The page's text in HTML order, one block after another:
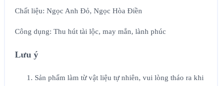
Chất liệu: Ngọc Anh Đỏ, Ngọc Hòa Điền
Công dụng: Thu hút tài lộc, may mắn, lành phúc
Lưu ý
Sản phẩm làm từ vật liệu tự nhiên, vui lòng tháo ra khi